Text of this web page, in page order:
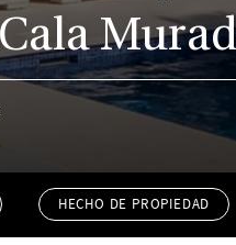
HECHO DE PROPIEDAD